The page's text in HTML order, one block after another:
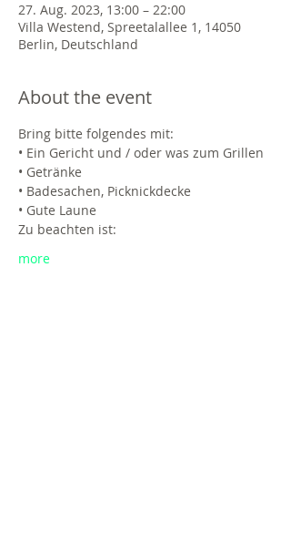
27. Aug. 2023, 13:00 – 22:00
Villa Westend, Spreetalallee 1, 14050
Berlin, Deutschland
About the event
Bring bitte folgendes mit:
• Ein Gericht und / oder was zum Grillen
• Getränke
• Badesachen, Picknickdecke
• Gute Laune
Zu beachten ist:
more